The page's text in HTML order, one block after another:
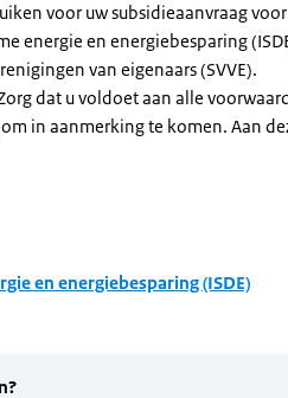
voor uw subsidieaanvraag voor
energie en energiebesparing
van eigenaars (SVVE).
dat u voldoet aan alle
in aanmerking te komen. Aan
en energiebesparing (ISDE)